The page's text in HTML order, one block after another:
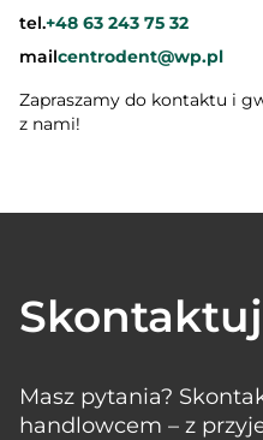
tel.+48 63 243 75 32
mailcentrodent@wp.pl
Zapraszamy do kontaktu i
z nami!
Masz pytania?
handlowcem – z